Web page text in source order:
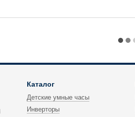
Каталог
Детские умные часы
Инверторы